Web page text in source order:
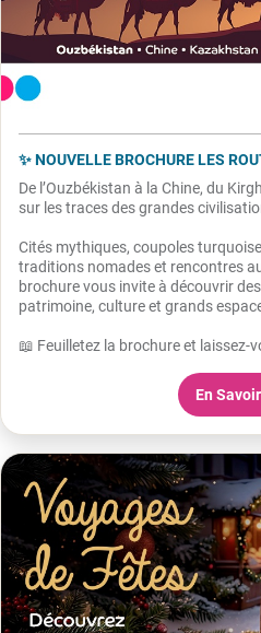
✨ NOUVELLE BROCHURE LES
De l’Ouzbékistan à la Chine, du
sur les traces des grandes
Cités mythiques, coupoles
traditions nomades et rencontres
brochure vous invite à découvrir
patrimoine, culture et grands
📖 Feuilletez la brochure et laissez-
En